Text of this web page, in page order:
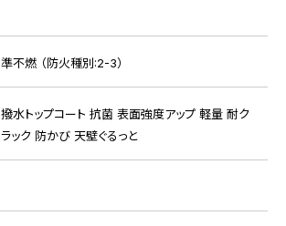
準不燃 （防火種別:2-3）
撥水トップコート 抗菌 表面強度アップ 軽量 耐ク
ラック 防かび 天壁ぐるっと